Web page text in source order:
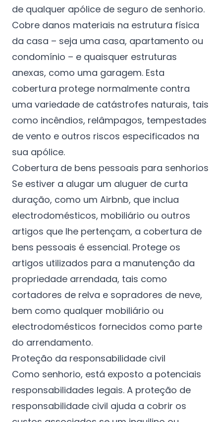
de qualquer apólice de seguro de senhorio.
Cobre danos materiais na estrutura física
da casa – seja uma casa, apartamento ou
condomínio – e quaisquer estruturas
anexas, como uma garagem. Esta
cobertura protege normalmente contra
uma variedade de catástrofes naturais, tais
como incêndios, relâmpagos, tempestades
de vento e outros riscos especificados na
sua apólice.
Cobertura de bens pessoais para senhorios
Se estiver a alugar um aluguer de curta
duração, como um Airbnb, que inclua
electrodomésticos, mobiliário ou outros
artigos que lhe pertençam, a cobertura de
bens pessoais é essencial. Protege os
artigos utilizados para a manutenção da
propriedade arrendada, tais como
cortadores de relva e sopradores de neve,
bem como qualquer mobiliário ou
electrodomésticos fornecidos como parte
do arrendamento.
Proteção da responsabilidade civil
Como senhorio, está exposto a potenciais
responsabilidades legais. A proteção de
responsabilidade civil ajuda a cobrir os